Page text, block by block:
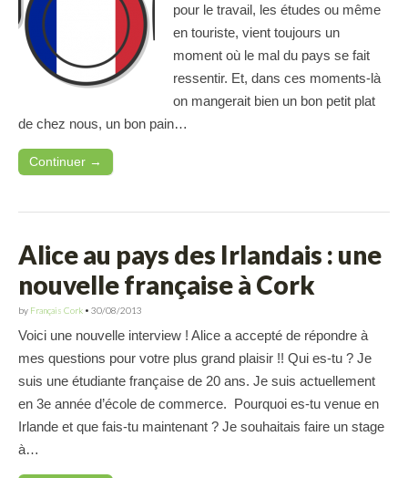
pour le travail, les études ou même
en touriste, vient toujours un
moment où le mal du pays se fait
ressentir. Et, dans ces moments-là
on mangerait bien un bon petit plat
de chez nous, un bon pain…
Continuer →
Alice au pays des Irlandais : une
nouvelle française à Cork
by Français Cork • 30/08/2013
Voici une nouvelle interview ! Alice a accepté de répondre à
mes questions pour votre plus grand plaisir !! Qui es-tu ? Je
suis une étudiante française de 20 ans. Je suis actuellement
en 3e année d’école de commerce. Pourquoi es-tu venue en
Irlande et que fais-tu maintenant ? Je souhaitais faire un stage
à…